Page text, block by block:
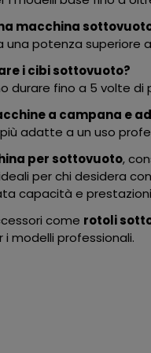
macchina
una potenza superiore
i cibi sottovuoto?
durare fino a 5 volte
a campana e
adatte a un uso
per sottovuoto,
per chi desidera
capacità e
come rotoli
modelli professionali.